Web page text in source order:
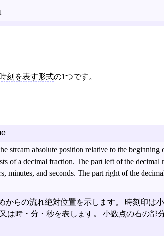
時刻を表す形式の1つです。
stream absolute position relative to the beginning
of a decimal fraction. The part left of the decimal
minutes, and seconds. The part right of the decimal
からの流れ絶対位置を示します。 時刻印は
は時・分・秒を表します。 小数点の右の部